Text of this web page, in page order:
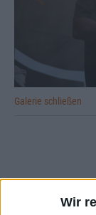
Wir
Galerie schließen